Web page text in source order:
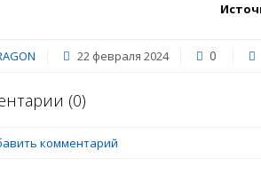
22 февраля 2024 0
(0)
комментарий